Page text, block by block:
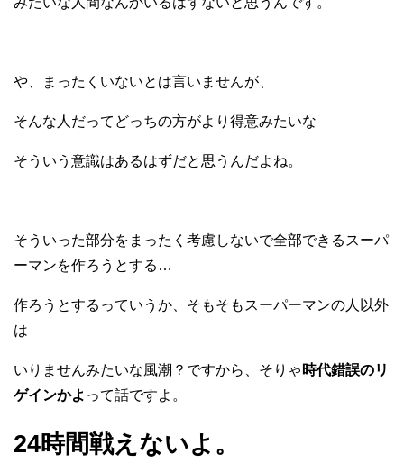
や、まったくいないとは言いませんが、
そんな人だってどっちの方がより得意みたいな
そういう意識はあるはずだと思うんだよね。
そういった部分をまったく考慮しないで全部できるスーパ
ーマンを作ろうとする…
作ろうとするっていうか、 そもそもスーパーマンの人以外
は
いりませんみたいな風潮？ですから、 そりゃ 時代錯誤のリ
ゲインかよ って話ですよ。
24時間戦えないよ。